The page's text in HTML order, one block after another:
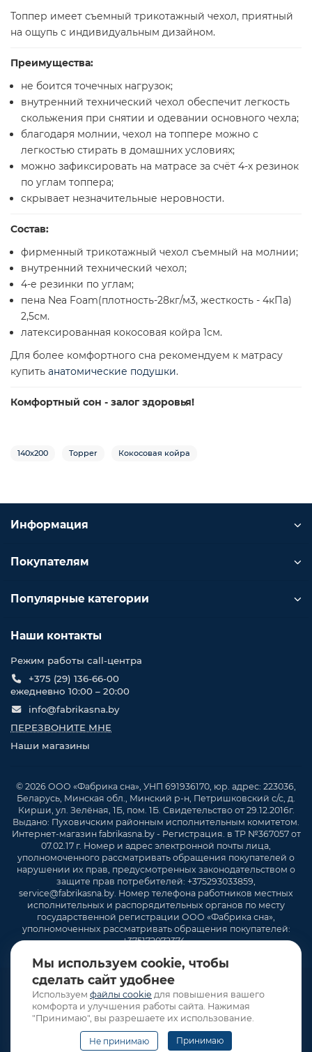
Топпер имеет съемный трикотажный чехол, приятный
на ощупь с индивидуальным дизайном.
Преимущества:
не боится точечных нагрузок;
внутренний технический чехол обеспечит легкость
скольжения при снятии и одевании основного чехла;
благодаря молнии, чехол на топпере можно с
легкостью стирать в домашних условиях;
можно зафиксировать на матрасе за счёт 4-х резинок
по углам топпера;
скрывает незначительные неровности.
Состав:
фирменный трикотажный чехол съемный на молнии;
внутренний технический чехол;
4-е резинки по углам;
пена Nea Foam(плотность-28кг/м3, жесткость - 4кПа)
2,5см.
латексированная кокосовая койра 1см.
Для более комфортного сна рекомендуем к матрасу
купить анатомические подушки.
Комфортный сон - залог здоровья!
140х200 Topper Кокосовая койра
Мы используем cookie, чтобы
сделать сайт удобнее
Используем файлы cookie для повышения вашего
комфорта и улучшения работы сайта. Нажимая
"Принимаю", вы разрешаете их использование.
Не принимаю Принимаю
Информация
Покупателям
Популярные категории
Наши контакты
Режим работы call-центра
+375 (29) 136-66-00
ежедневно 10:00 – 20:00
info@fabrikasna.by
ПЕРЕЗВОНИТЕ МНЕ
Наши магазины
© 2026 ООО «Фабрика сна», УНП 691936170, юр. адрес: 223036,
Беларусь, Минская обл., Минский р-н, Петришковский с/с, д.
Кирши, ул. Зелёная, 1Б, пом. 1Б. Свидетельство от 29.12.2016г.
Выдано: Пуховичским районным исполнительным комитетом.
Интернет-магазин fabrikasna.by - Регистрация. в ТР №367057 от
07.02.17 г. Номер и адрес электронной почты лица,
уполномоченного рассматривать обращения покупателей о
нарушении их прав, предусмотренных законодательством о
защите прав потребителей: +375293033859,
service@fabrikasna.by. Номер телефона работников местных
исполнительных и распорядительных органов по месту
государственной регистрации ООО «Фабрика сна»,
уполномоченных рассматривать обращения покупателей:
+375172072374 .